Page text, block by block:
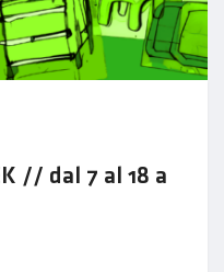
// dal 7 al 18 a